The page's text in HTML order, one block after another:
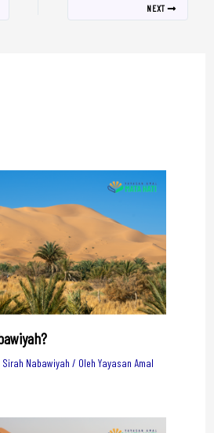
NEXT
Sirah Nabawiyah / Oleh Yayasan Amal